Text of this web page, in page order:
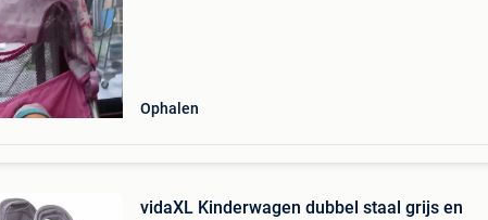
Ophalen
vidaXL Kinderwagen dubbel staal grijs en